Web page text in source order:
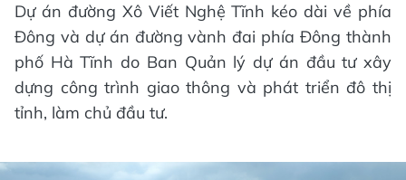
Dự án đường Xô Viết Nghệ Tĩnh kéo dài về phía
Đông và dự án đường vành đai phía Đông thành
phố Hà Tĩnh do Ban Quản lý dự án đầu tư xây
dựng công trình giao thông và phát triển đô thị
tỉnh, làm chủ đầu tư.